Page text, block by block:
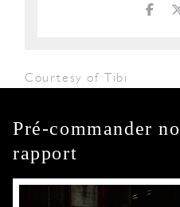
Courtesy of Tibi
Pré-commander
rapport